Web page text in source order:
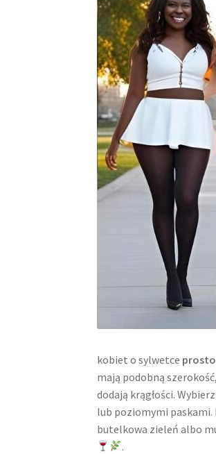
kobiet o sylwetce
mają podobną
dodają krągłości.
lub poziomymi paskami.
butelkowa zieleń albo
.